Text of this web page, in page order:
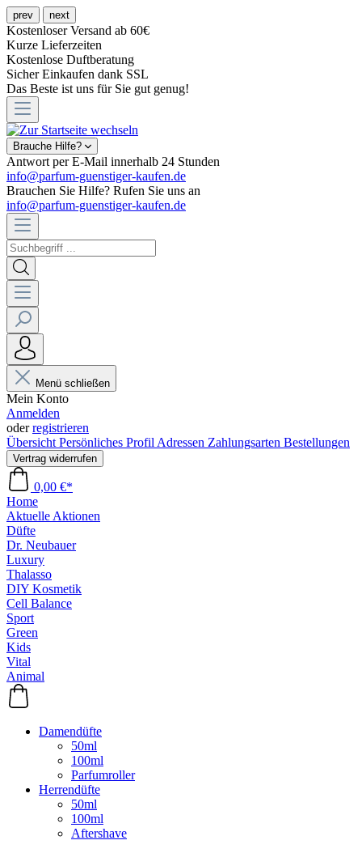
prev next
Kostenloser Versand ab 60€
Kurze Lieferzeiten
Kostenlose Duftberatung
Sicher Einkaufen dank SSL
Das Beste ist uns für Sie gut genug!
Brauche Hilfe?
Antwort per E-Mail innerhalb 24 Stunden
info@parfum-guenstiger-kaufen.de
Brauchen Sie Hilfe? Rufen Sie uns an
info@parfum-guenstiger-kaufen.de
Menü schließen
Mein Konto
Anmelden
oderregistrieren
Übersicht Persönliches Profil Adressen Zahlungsarten Bestellungen
Vertrag widerrufen
0,00 €*
Home
Aktuelle Aktionen
Düfte
Dr. Neubauer
Luxury
Thalasso
DIY Kosmetik
Cell Balance
Sport
Green
Kids
Vital
Animal
Damendüfte
50ml
100ml
Parfumroller
Herrendüfte
50ml
100ml
Aftershave